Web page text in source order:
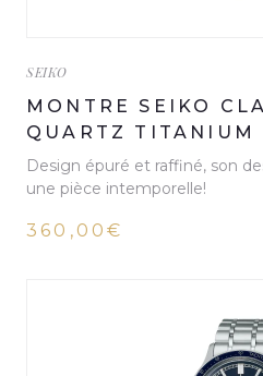
SEIKO
MONTRE SEIKO
QUARTZ TITANIUM
Design épuré et raffiné, son
une pièce intemporelle!
360,00€